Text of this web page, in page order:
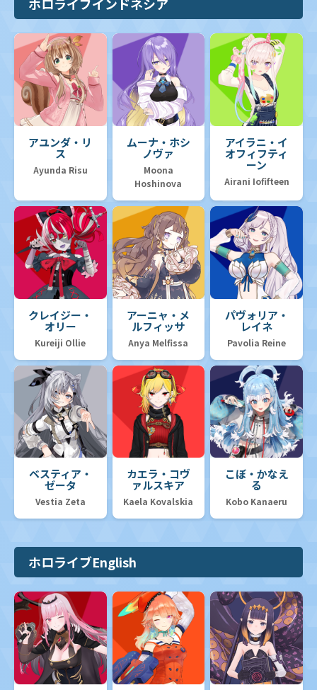
ホロライブインドネシア
アユンダ・リ
ス
Ayunda Risu
ムーナ・ホシ
ノヴァ
Moona
Hoshinova
アイラニ・イ
オフィフティ
ーン
Airani Iofifteen
クレイジー・
オリー
Kureiji Ollie
アーニャ・メ
ルフィッサ
Anya Melfissa
パヴォリア・
レイネ
Pavolia Reine
ベスティア・
ゼータ
Vestia Zeta
カエラ・コヴ
ァルスキア
Kaela Kovalskia
こぼ・かなえ
る
Kobo Kanaeru
ホロライブEnglish